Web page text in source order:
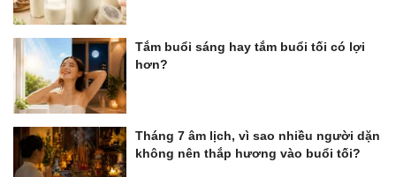
Tắm buổi sáng hay tắm buổi tối có lợi
hơn?
Tháng 7 âm lịch, vì sao nhiều người dặn
không nên thắp hương vào buổi tối?